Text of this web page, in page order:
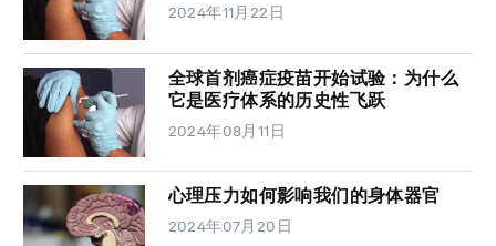
2024年11月22日
全球首剂癌症疫苗开始试验：为什么
它是医疗体系的历史性飞跃
2024年08月11日
心理压力如何影响我们的身体器官
2024年07月20日